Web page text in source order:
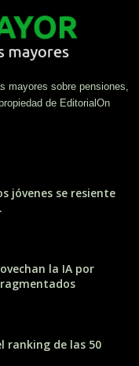
mayores sobre pensiones,
de EditorialOn
jóvenes se resiente
la IA por
ranking de las 50